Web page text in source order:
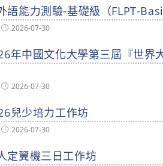
語能力測驗-基礎級（FLPT-
Post2026-07-30
年中國文化大學第三屆『世界
Post2026-07-30
兒少培力工作坊
Post2026-07-30
定翼機三日工作坊